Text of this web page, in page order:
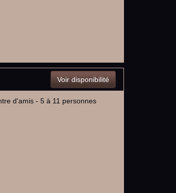
Voir disponibilité
d'amis - 5 à 11 personnes